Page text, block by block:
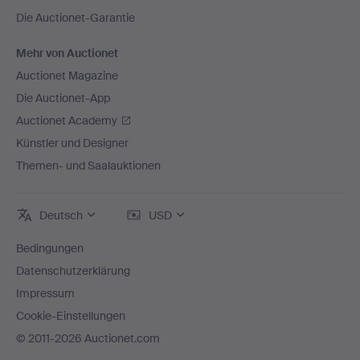
Die Auctionet-Garantie
Mehr von Auctionet
Auctionet Magazine
Die Auctionet-App
Auctionet Academy
Künstler und Designer
Themen- und Saalauktionen
Deutsch USD
Bedingungen
Datenschutzerklärung
Impressum
Cookie-Einstellungen
© 2011-2026 Auctionet.com